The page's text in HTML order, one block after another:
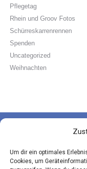
Um dir ein optimales
Cookies, um
Pflegetag
Rhein und Groov Fotos
Schürreskarrenrennen
Spenden
Uncategorized
Weihnachten
Hauptstraße 181 | 51143